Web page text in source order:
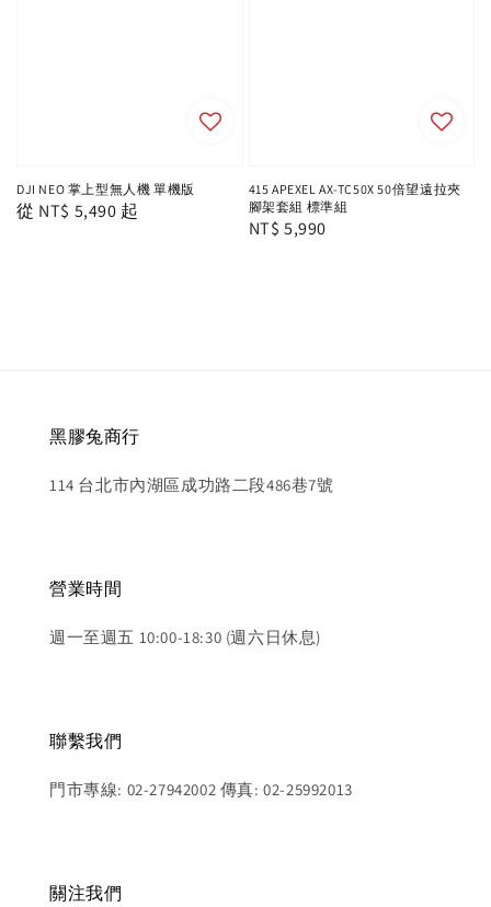
DJI NEO 掌上型無人機 單機版
Regular
從 NT$ 5,490 起
415 APEXEL AX-TC50X 50倍望遠拉夾
腳架套組 標準組
Regular
NT$ 5,990
黑膠兔商行
114 台北市內湖區成功路二段486巷7號
營業時間
週一至週五 10:00-18:30 (週六日休息)
聯繫我們
門市專線: 02-27942002 傳真: 02-25992013
關注我們